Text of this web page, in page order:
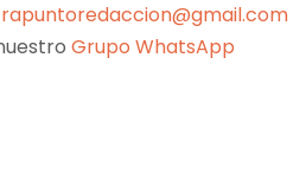
Grupo WhatsApp